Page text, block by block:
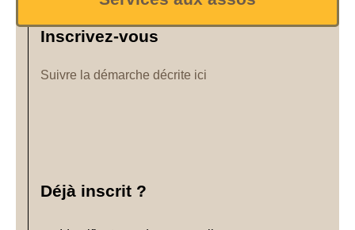
Inscrivez-vous
Suivre la démarche décrite ici
Déjà inscrit ?